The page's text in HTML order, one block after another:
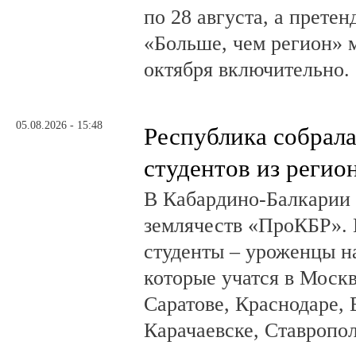
по 28 августа, а
«Больше, чем регион»
октября включительно.
05.08.2026 - 15:48
Республика
студентов из
В Кабардино-
землячеств «ПроКБР».
студенты – уроженцы
которые учатся в
Саратове, Краснодаре,
Карачаевске,